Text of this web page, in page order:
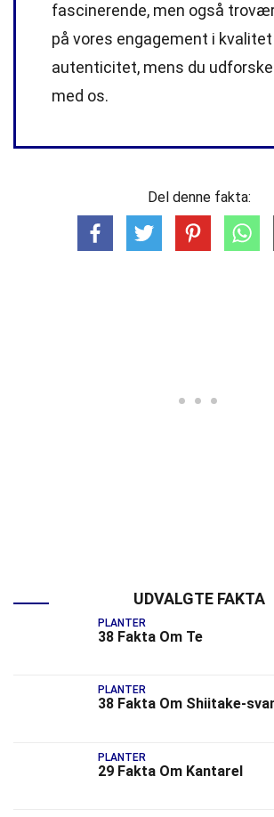
fascinerende, men også
på vores engagement i kvalitet
autenticitet, mens du
med os.
Del denne fakta:
UDVALGTE FAKTA
PLANTER
38 Fakta Om Te
PLANTER
38 Fakta Om Shiitake-
PLANTER
29 Fakta Om Kantarel